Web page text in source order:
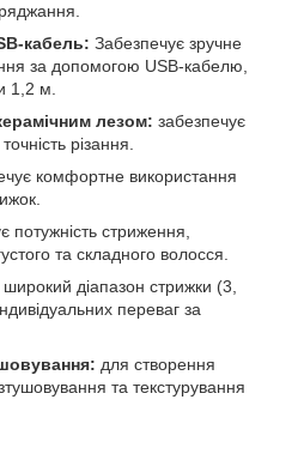
кабель: Забезпечує зручне
за допомогою USB-кабелю,
1,2 м.
лезом: забезпечує
різання.
комфортне використання
потужність стриження,
та складного волосся.
діапазон стрижки (3,
переваг за
для створення
та текстурування